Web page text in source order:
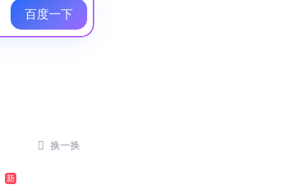
百度一下
 换一换
新